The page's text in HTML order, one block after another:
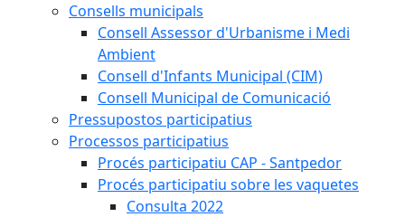
Consells municipals
Consell Assessor d'Urbanisme i Medi
Ambient
Consell d'Infants Municipal (CIM)
Consell Municipal de Comunicació
Pressupostos participatius
Processos participatius
Procés participatiu CAP - Santpedor
Procés participatiu sobre les vaquetes
Consulta 2022